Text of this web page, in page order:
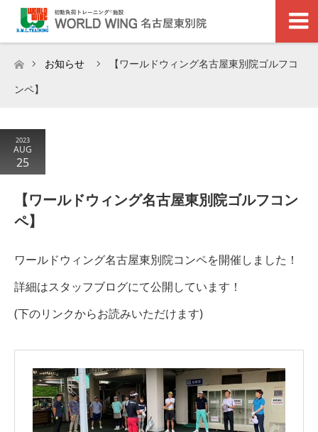
ホーム
お知らせ
【ワールドウィング名古屋東別院ゴルフコ
ンペ】
2023
AUG
25
【ワールドウィング名古屋東別院ゴルフコン
ペ】
ワールドウィング名古屋東別院コンペを開催しました！
詳細はスタッフブログにて公開しています！
(下のリンクからお読みいただけます)